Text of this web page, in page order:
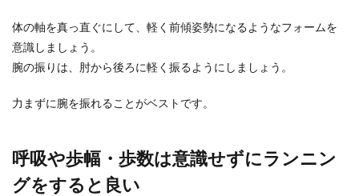
体の軸を真っ直ぐにして、軽く前傾姿勢になるようなフォームを
意識しましょう。
腕の振りは、肘から後ろに軽く振るようにしましょう。
力まずに腕を振れることがベストです。
呼吸や歩幅・歩数は意識せずにランニン
グをすると良い